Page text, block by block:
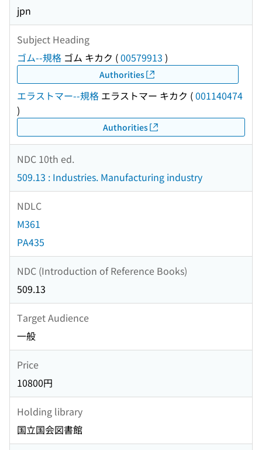
jpn
Subject Heading
ゴム--規格 ゴム キカク (00579913 )
Authorities
エラストマー--規格 エラストマー キカク (001140474
)
Authorities
NDC 10th ed.
509.13 : Industries. Manufacturing industry
NDLC
M361
PA435
NDC (Introduction of Reference Books)
509.13
Target Audience
一般
Price
10800円
Holding library
国立国会図書館